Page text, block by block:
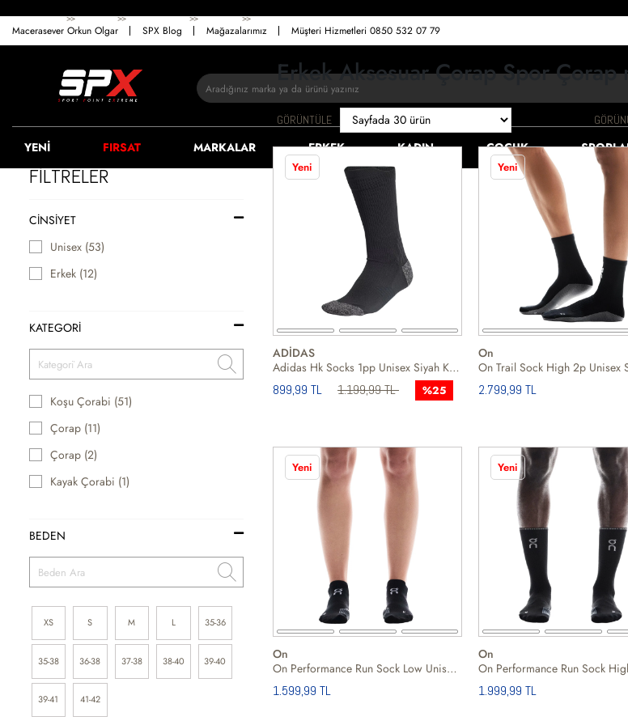
Macerasever Orkun Olgar SPX Blog Mağazalarımız Müşteri Hizmetleri 0850 532 07 79
YENİ FIRSAT MARKALAR ERKEK KADIN ÇOCUK
ANASAYFA >> ERKEK >> AKSESUAR >> ÇORAP >> SPOR ÇORAP
FİLTRELER
CINSIYET
Unisex (53)
Erkek (12)
KATEGORİ
Koşu Çorabi (51)
Çorap (11)
Çorap (2)
Kayak Çorabi (1)
BEDEN
XS S M L 35-36
35-38 36-38 37-38 38-40 39-40
39-41 41-42
Erkek Aksesuar Çorap Spor Çorap
GÖRÜNTÜLE
Yeni
ADİDAS
Adidas Hk Socks 1pp Unisex Siyah Koşu Çorabı
899,99 TL 1.199,99 TL %25
Yeni
On
2.799,99 TL
Yeni
On
On Performance Run Sock Low Unisex Siyah Koşu Çorabı
1.599,99 TL
Yeni
On
1.999,99 TL